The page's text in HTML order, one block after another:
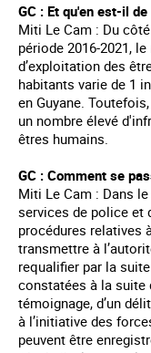
GC : Et qu'en est-il
Miti Le Cam : Du
période 2016-2021,
d’exploitation des
habitants varie de 1
en Guyane.
un nombre élevé
êtres humains.
GC : Comment se
Miti Le Cam : Dans
services de police et
procédures relatives
transmettre à
requalifier par la
constatées à la suite
témoignage, d’un
à l’initiative des
peuvent être